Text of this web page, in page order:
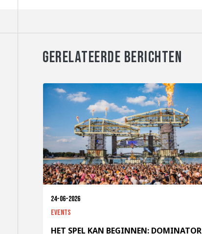
GERELATEERDE BERICHTEN
24-06-2026
Events
HET SPEL KAN BEGINNEN: DOMINATOR